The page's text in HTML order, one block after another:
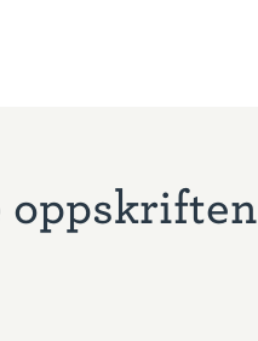
oppskriften